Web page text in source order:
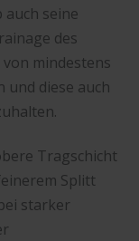
seine
des
mindestens
und diese auch
Tragschicht
Splitt
starker